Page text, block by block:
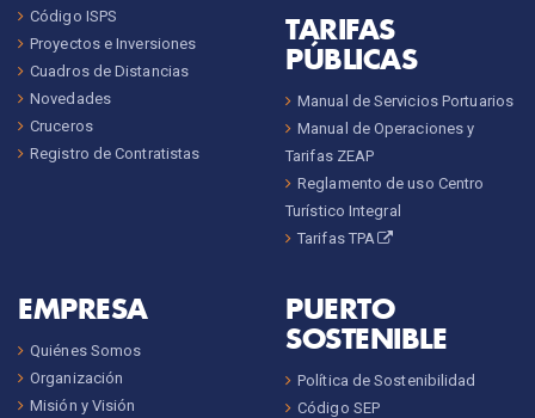
Código ISPS
Proyectos e Inversiones
Cuadros de Distancias
Novedades
Cruceros
Registro de Contratistas
TARIFAS
PÚBLICAS
Manual de Servicios Portuarios
Manual de Operaciones y
Tarifas ZEAP
Reglamento de uso Centro
Turístico Integral
Tarifas TPA
EMPRESA
Quiénes Somos
Organización
Misión y Visión
PUERTO
SOSTENIBLE
Política de Sostenibilidad
Código SEP